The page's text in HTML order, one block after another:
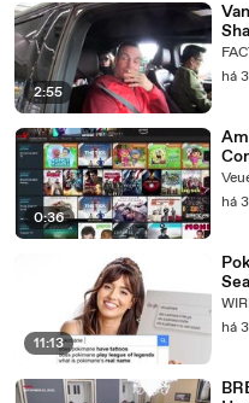
2:55
há
0:36
há
11:13
há